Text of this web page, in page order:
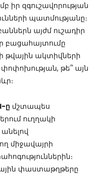
զգուշավորության
պատմությանը։
այժմ ուշադիր
բացահայտումը
թվային ակտիվների
թե՞ այն
ը մշտապես
ուղղակի
միջավայրի
փաստաթղթերը